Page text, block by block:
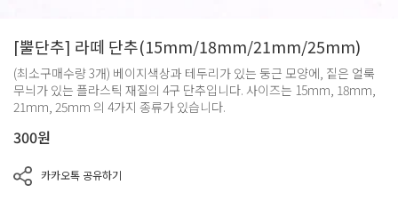
[뿔단추] 라떼 단추(15mm/18mm/21mm/25mm)
(최소구매수량 3개) 베이지색상과 테두리가 있는 둥근 모양에, 짙은 얼룩
무늬가 있는 플라스틱 재질의 4구 단추입니다. 사이즈는 15mm, 18mm,
21mm, 25mm 의 4가지 종류가 있습니다.
300원
카카오톡 공유하기